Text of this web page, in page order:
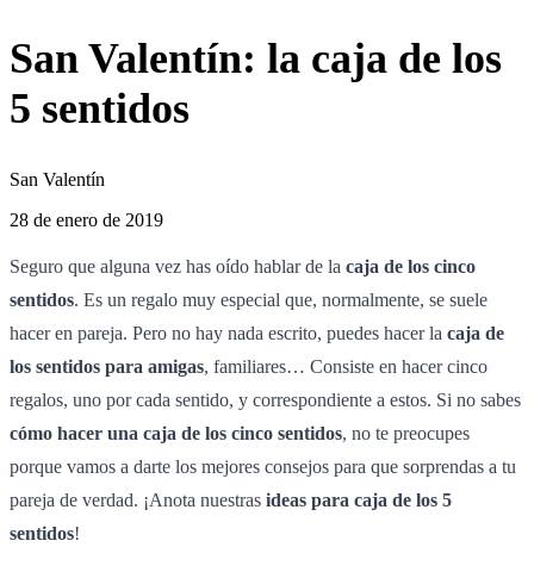
San Valentín: la caja de los
5 sentidos
San Valentín
28 de enero de 2019
Seguro que alguna vez has oído hablar de la caja de los cinco
sentidos. Es un regalo muy especial que, normalmente, se suele
hacer en pareja. Pero no hay nada escrito, puedes hacer la caja de
los sentidos para amigas, familiares… Consiste en hacer cinco
regalos, uno por cada sentido, y correspondiente a estos. Si no sabes
cómo hacer una caja de los cinco sentidos, no te preocupes
porque vamos a darte los mejores consejos para que sorprendas a tu
pareja de verdad. ¡Anota nuestras ideas para caja de los 5
sentidos!